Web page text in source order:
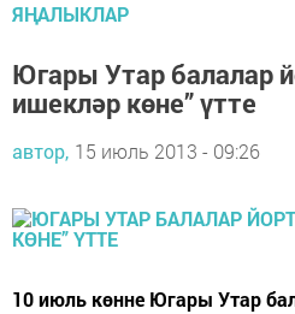
ЯҢАЛЫКЛАР
Югары Утар балалар
ишекләр көне” үтте
автор, 15 июль 2013 - 09:26
10 июль көнне Югары Утар